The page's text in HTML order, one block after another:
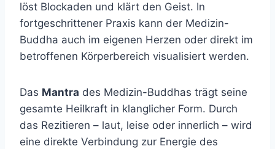
löst Blockaden und klärt den Geist. In
fortgeschrittener Praxis kann der Medizin-
Buddha auch im eigenen Herzen oder direkt im
betroffenen Körperbereich visualisiert werden.
Das Mantra des Medizin-Buddhas trägt seine
gesamte Heilkraft in klanglicher Form. Durch
das Rezitieren – laut, leise oder innerlich – wird
eine direkte Verbindung zur Energie des